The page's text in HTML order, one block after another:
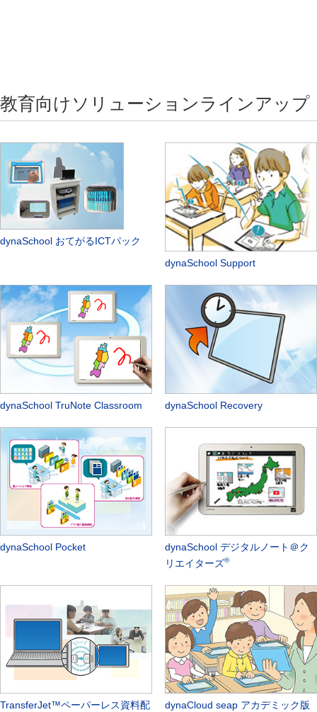
教育向けソリューションラインアップ
dynaSchool おてがるICTパック
dynaSchool Support
dynaSchool TruNote Classroom dynaSchool Recovery
dynaSchool Pocket
dynaSchool デジタルノート＠ク
リエイターズ®
TransferJet™ペーパーレス資料配
dynaCloud seap アカデミック版